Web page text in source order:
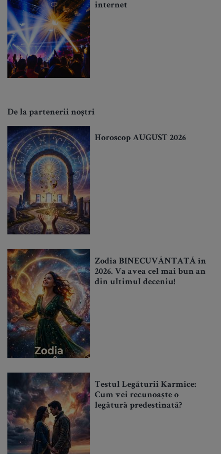
internet
De la partenerii noștri
Horoscop AUGUST 2026
Zodia BINECUVÂNTATĂ în
2026. Va avea cel mai bun an
din ultimul deceniu!
Testul Legăturii Karmice:
Cum vei recunoaște o
legătură predestinată?